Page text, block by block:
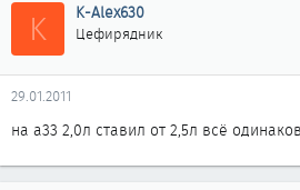
K K-Alex630
Цефирядник
29.01.2011
на а33 2,0л ставил от 2,5л всё